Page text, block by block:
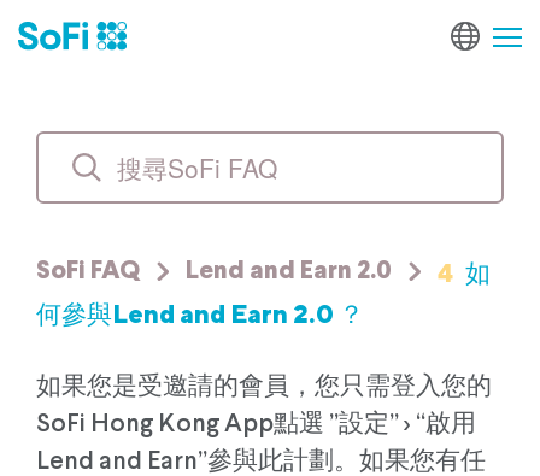
SoFi FAQ Lend and Earn 2.0 4 如
何參與Lend and Earn 2.0 ？
如果您是受邀請的會員，您只需登入您的
SoFi Hong Kong App點選 ”設定” > “啟用
Lend and Earn”參與此計劃。如果您有任